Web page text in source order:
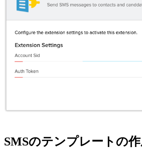
SMSのテンプレートの